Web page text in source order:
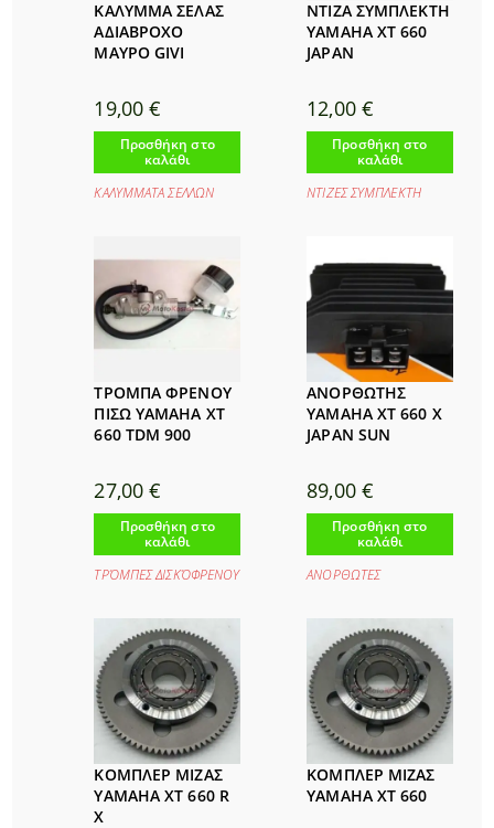
ΚΑΛΥΜΜΑ ΣΕΛΑΣ
ΑΔΙΑΒΡΟΧΟ
ΜΑΥΡΟ GIVI
19,00€
Προσθήκη στο
καλάθι
ΚΑΛΥΜΜΑΤΑ ΣΕΛΛΩΝ
ΝΤΙΖΑ ΣΥΜΠΛΕΚΤΗ
YAMAHA XT 660
JAPAN
12,00 €
Προσθήκη στο
καλάθι
ΝΤΙΖΕΣ ΣΥΜΠΛΕΚΤΗ
ΤΡΟΜΠΑ ΦΡΕΝΟΥ
ΠΙΣΩ YAMAHA XT
660 TDM 900
27,00€
Προσθήκη στο
καλάθι
ΤΡΌΜΠΕΣ ΔΙΣΚΌΦΡΕΝΟΥ
ΑΝΟΡΘΩΤΗΣ
YAMAHA XT 660 X
JAPAN SUN
89,00 €
Προσθήκη στο
καλάθι
ΑΝΟΡΘΩΤΕΣ
ΚΟΜΠΛΕΡ ΜΙΖΑΣ
YAMAHA XT 660 R
X
ΚΟΜΠΛΕΡ ΜΙΖΑΣ
YAMAHA XT 660